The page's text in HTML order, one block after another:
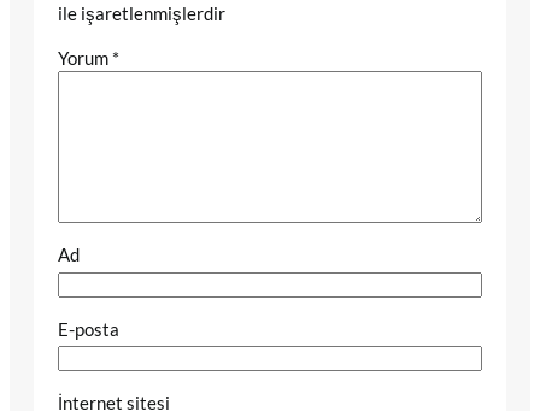
ile işaretlenmişlerdir
Yorum *
Ad
E-posta
İnternet sitesi